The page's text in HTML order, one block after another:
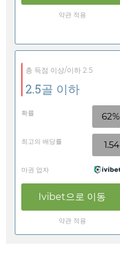
약관 적용
총 득점 이상/이하 2.5
2.5골 이하
확률 62%
최고의 배당률 1.54
마권 업자
Ivibet으로 이동
약관 적용